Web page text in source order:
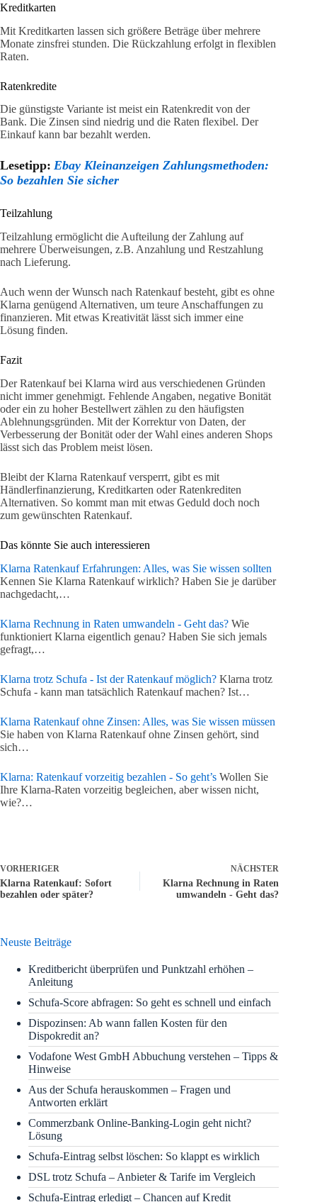
Kreditkarten
Mit Kreditkarten lassen sich größere Beträge über mehrere
Monate zinsfrei stunden. Die Rückzahlung erfolgt in flexiblen
Raten.
Ratenkredite
Die günstigste Variante ist meist ein Ratenkredit von der
Bank. Die Zinsen sind niedrig und die Raten flexibel. Der
Einkauf kann bar bezahlt werden.
Lesetipp: Ebay Kleinanzeigen Zahlungsmethoden:
So bezahlen Sie sicher
Teilzahlung
Teilzahlung ermöglicht die Aufteilung der Zahlung auf
mehrere Überweisungen, z.B. Anzahlung und Restzahlung
nach Lieferung.
Auch wenn der Wunsch nach Ratenkauf besteht, gibt es ohne
Klarna genügend Alternativen, um teure Anschaffungen zu
finanzieren. Mit etwas Kreativität lässt sich immer eine
Lösung finden.
Fazit
Der Ratenkauf bei Klarna wird aus verschiedenen Gründen
nicht immer genehmigt. Fehlende Angaben, negative Bonität
oder ein zu hoher Bestellwert zählen zu den häufigsten
Ablehnungsgründen. Mit der Korrektur von Daten, der
Verbesserung der Bonität oder der Wahl eines anderen Shops
lässt sich das Problem meist lösen.
Bleibt der Klarna Ratenkauf versperrt, gibt es mit
Händlerfinanzierung, Kreditkarten oder Ratenkrediten
Alternativen. So kommt man mit etwas Geduld doch noch
zum gewünschten Ratenkauf.
Das könnte Sie auch interessieren
Klarna Ratenkauf Erfahrungen: Alles, was Sie wissen sollten
Kennen Sie Klarna Ratenkauf wirklich? Haben Sie je darüber
nachgedacht,…
Klarna Rechnung in Raten umwandeln - Geht das? Wie
funktioniert Klarna eigentlich genau? Haben Sie sich jemals
gefragt,…
Klarna trotz Schufa - Ist der Ratenkauf möglich? Klarna trotz
Schufa - kann man tatsächlich Ratenkauf machen? Ist…
Klarna Ratenkauf ohne Zinsen: Alles, was Sie wissen müssen
Sie haben von Klarna Ratenkauf ohne Zinsen gehört, sind
sich…
Klarna: Ratenkauf vorzeitig bezahlen - So geht’s Wollen Sie
Ihre Klarna-Raten vorzeitig begleichen, aber wissen nicht,
wie?…
VORHERIGER
Klarna Ratenkauf: Sofort
bezahlen oder später?
NÄCHSTER
Klarna Rechnung in Raten
umwandeln - Geht das?
Neuste Beiträge
Kreditbericht überprüfen und Punktzahl erhöhen –
Anleitung
Schufa-Score abfragen: So geht es schnell und einfach
Dispozinsen: Ab wann fallen Kosten für den
Dispokredit an?
Vodafone West GmbH Abbuchung verstehen – Tipps &
Hinweise
Aus der Schufa herauskommen – Fragen und
Antworten erklärt
Commerzbank Online-Banking-Login geht nicht?
Lösung
Schufa-Eintrag selbst löschen: So klappt es wirklich
DSL trotz Schufa – Anbieter & Tarife im Vergleich
Schufa-Eintrag erledigt – Chancen auf Kredit